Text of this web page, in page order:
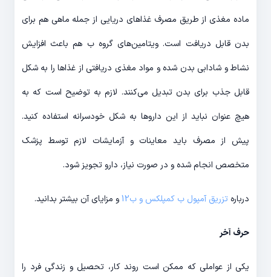
ماده مغذی از طریق مصرف غذاهای دریایی از جمله ماهی هم برای
بدن قابل دریافت است. ویتامین‌های گروه ب هم باعث افزایش
نشاط و شادابی بدن شده و مواد مغذی دریافتی از غذاها را به شکل
قابل جذب برای بدن تبدیل می‌کنند. لازم به توضیح است که به
هیچ عنوان نباید از این داروها به شکل خودسرانه استفاده کنید.
پیش از مصرف باید معاینات و آزمایشات لازم توسط پزشک
متخصص انجام شده و در صورت نیاز، دارو تجویز شود.
درباره تزریق آمپول ب کمپلکس و ب12 و مزایای آن بیشتر بدانید.
حرف آخر
یکی از عواملی که ممکن است روند کار، تحصیل و زندگی فرد را